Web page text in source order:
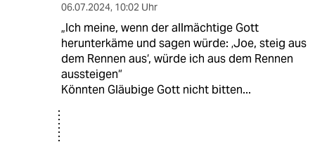
06.07.2024, 10:02 Uhr
„Ich meine, wenn der allmächtige Gott
herunterkäme und sagen würde: ‚Joe, steig aus
dem Rennen aus‘, würde ich aus dem Rennen
aussteigen“
Könnten Gläubige Gott nicht bitten...